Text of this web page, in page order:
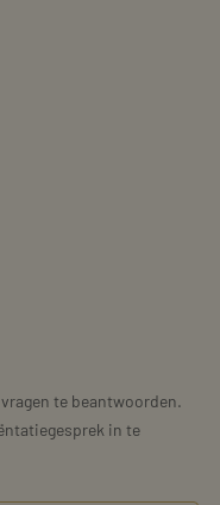
te beantwoorden.
in te